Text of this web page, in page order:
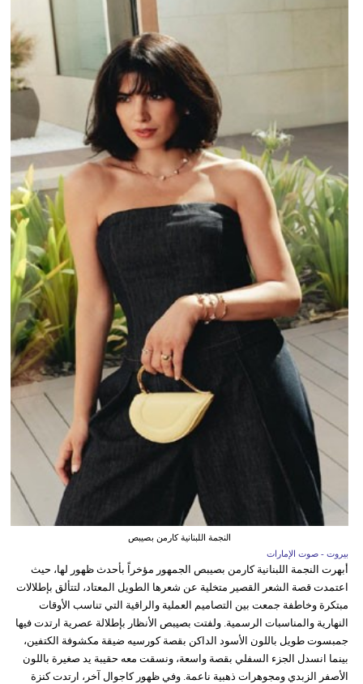
النجمة اللبنانية كارمن بصيبص
بيروت - صوت الإمارات
أبهرت النجمة اللبنانية كارمن بصيبص الجمهور مؤخراً بأحدث ظهور لها، حيث
اعتمدت قصة الشعر القصير متخلية عن شعرها الطويل المعتاد، لتتألق بإطلالات
مبتكرة وخاطفة جمعت بين التصاميم العملية والراقية التي تناسب الأوقات
النهارية والمناسبات الرسمية. ولفتت بصيبص الأنظار بإطلالة عصرية ارتدت فيها
جمبسوت طويل باللون الأسود الداكن بقصة كورسيه ضيقة مكشوفة الكتفين،
بينما انسدل الجزء السفلي بقصة واسعة، ونسقت معه حقيبة يد صغيرة باللون
الأصفر الزبدي ومجوهرات ذهبية ناعمة. وفي ظهور كاجوال آخر، ارتدت كنزة